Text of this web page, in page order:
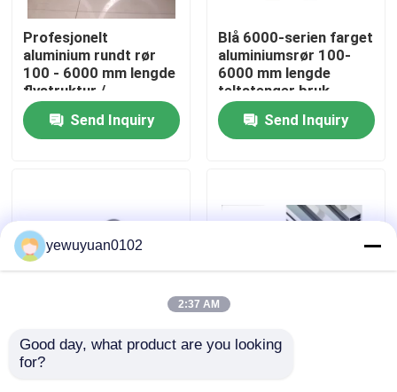
VR Show
About Us
Quality Control
Contact Us
Profesjonelt
aluminium rundt rør
100 - 6000 mm lengde
flystruktur /
lastebilhjul
Send Inquiry
Blå 6000-serien farget
aluminiumsrør 100-
6000 mm lengde
teltstenger bruk
Send Inquiry
Tilpasset hul
aluminiumsrør
Gullpulver hule
yewuyuan0102
2:37 AM
Good day, what product are you looking
for?